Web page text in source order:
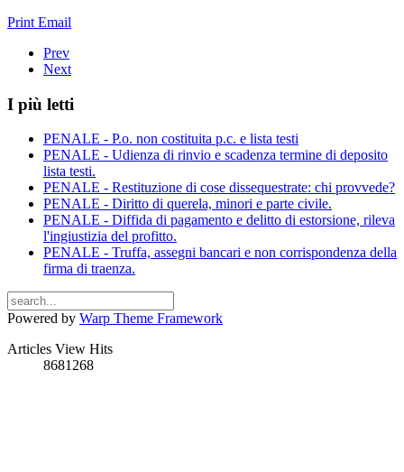
Print Email
Prev
Next
I più letti
PENALE - P.o. non costituita p.c. e lista testi
PENALE - Udienza di rinvio e scadenza termine di deposito
lista testi.
PENALE - Restituzione di cose dissequestrate: chi provvede?
PENALE - Diritto di querela, minori e parte civile.
PENALE - Diffida di pagamento e delitto di estorsione, rileva
l'ingiustizia del profitto.
PENALE - Truffa, assegni bancari e non corrispondenza della
firma di traenza.
Powered by Warp Theme Framework
Articles View Hits
8681268